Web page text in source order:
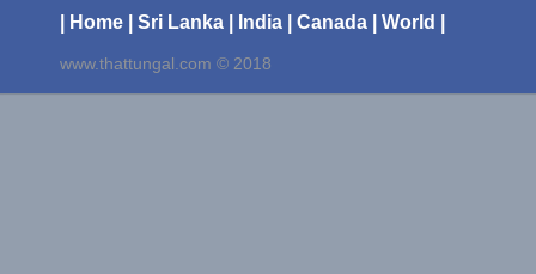
| Home | Sri Lanka | India | Canada | World |
www.thattungal.com © 2018